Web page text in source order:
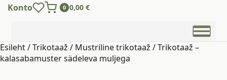
Konto 0 0,00 €
Esileht/Trikotaaž / Mustriline trikotaaž / Trikotaaž –
kalasabamuster sädeleva muljega